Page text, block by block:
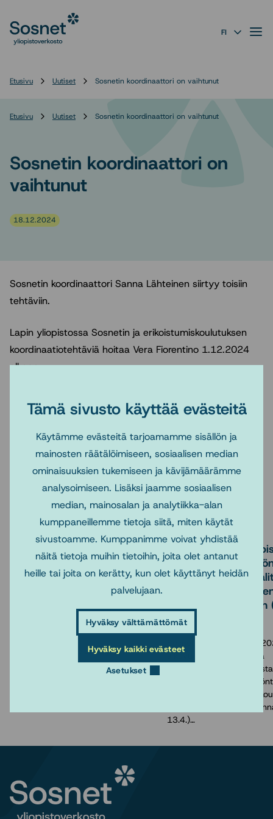
Tämä sivusto käyttää evästeitä
Käytämme evästeitä tarjoamamme sisällön ja
mainosten räätälöimiseen, sosiaalisen median
ominaisuuksien tukemiseen ja kävijämäärämme
analysoimiseen. Lisäksi jaamme sosiaalisen
median, mainosalan ja analytiikka-alan
kumppaneillemme tietoja siitä, miten käytät
sivustoamme. Kumppanimme voivat yhdistää
näitä tietoja muihin tietoihin, joita olet antanut
heille tai joita on kerätty, kun olet käyttänyt heidän
palvelujaan.
Hyväksy välttämättömät
Hyväksy kaikki evästeet
Asetukset
suoraan
sisältöön
FI
Etusivu Uutiset Sosnetin koordinaattori on vaihtunut
Etusivu Uutiset Sosnetin koordinaattori on vaihtunut
Sosnetin koordinaattori on
vaihtunut
18.12.2024
Sosnetin koordinaattori Sanna Lähteinen siirtyy toisiin
tehtäviin.
Lapin yliopistossa Sosnetin ja erikoistumiskoulutuksen
koordinaatiotehtäviä hoitaa Vera Fiorentino 1.12.2024
alkaen.
vera.fiorentino(a)ulapland.fi tai puhelimitse numerosta
040 659 8036.
Lue myös
11.6.2026
Sosnetin yhteistyöopinnot
lukuvuonna 2026-2027
Tarjontaan pääset tutustumaan
https://sosnet.fi/peruskoulutus/verkko-
opetus-kurssit Maisterivaiheen
ristiinopiskelupalvelussa, joten
ilmoittautuminen niille tapahtuu
oman yliopiston Pepin tai Sisun…
2.4.2026
Ilmoittautuminen
ohjaaville
suunnattuun
käytännön
alkaa 13.4-
Sosnet järjestää syksyn
alkuvuoden 2027 aikana
opiskelijoiden ohjaamisesta
kiinnostuneille
valtakunnallisen
Ilmoittautumislinkki
13.4.)…